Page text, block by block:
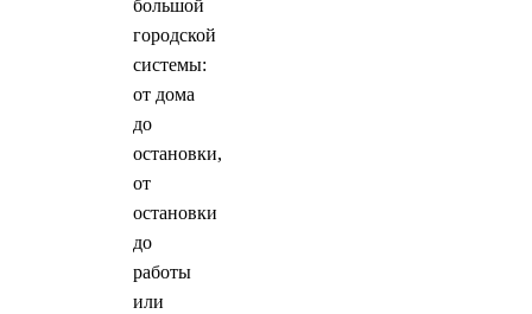
большой
городской
системы:
от дома
до
остановки,
от
остановки
до
работы
или